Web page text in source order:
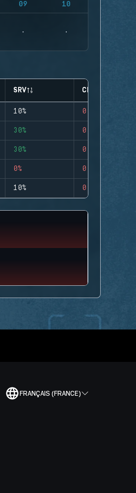
09 10
SRV CLUTCHES
10% 0
30% 0
30% 0
0% 0
10% 0
FRANÇAIS (FRANCE)